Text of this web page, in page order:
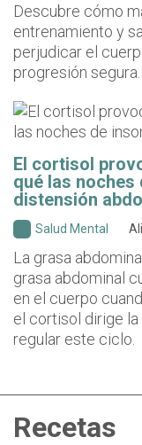
Descubre cómo
entrenamiento y
perjudicar el
progresión segura.
El cortisol
qué las noches
distensión
Salud Mental
La grasa
grasa abdominal
en el cuerpo
el cortisol dirige
regular este ciclo.
Recetas